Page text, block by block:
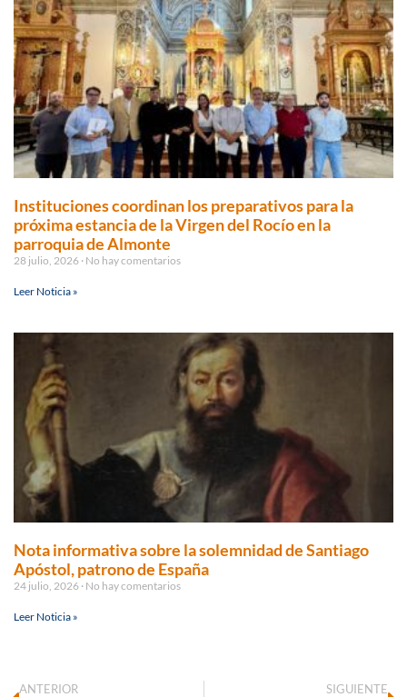
Instituciones coordinan los preparativos para la
próxima estancia de la Virgen del Rocío en la
parroquia de Almonte
28 julio, 2026 No hay comentarios
Leer Noticia »
Nota informativa sobre la solemnidad de Santiago
Apóstol, patrono de España
24 julio, 2026 No hay comentarios
Leer Noticia »
ANTERIOR SIGUIENTE